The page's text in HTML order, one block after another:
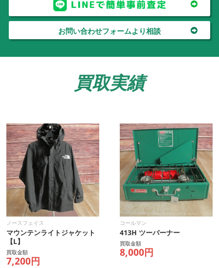
お問い合わせフォームより相談
買取実績
ノースフェイス
マウンテンライトジャケット
【L】
買取金額
7,200円
コールマン
413H ツーバーナー
買取金額
8,000円